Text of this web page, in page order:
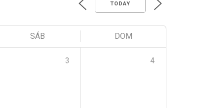
TODAY
SÁB DOM
3 4